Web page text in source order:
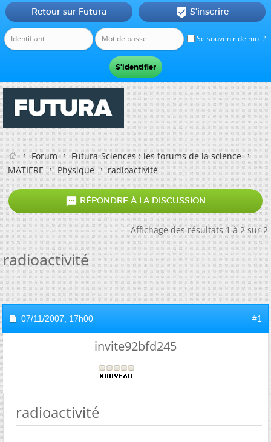
Se souvenir de moi ?
Retour sur Futura  S'inscrire
Forum
Futura-Sciences : les forums de la science
MATIERE
Physique radioactivité
 RÉPONDRE À LA DISCUSSION
Affichage des résultats 1 à 2 sur 2
radioactivité
07/11/2007, 17h00 #1
invite92bfd245
radioactivité